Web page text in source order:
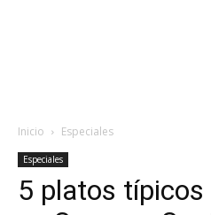
Inicio Especiales
Especiales
5 platos típicos